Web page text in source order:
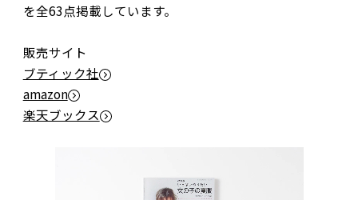
を全63点掲載しています。
販売サイト
ブティック社
amazon
楽天ブックス